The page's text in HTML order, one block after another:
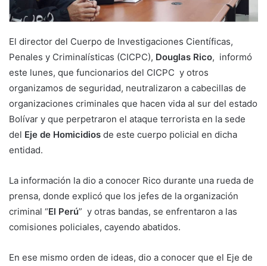
El director del Cuerpo de Investigaciones Científicas,
Penales y Criminalísticas (CICPC), Douglas Rico, informó
este lunes, que funcionarios del CICPC y otros
organizamos de seguridad, neutralizaron a cabecillas de
organizaciones criminales que hacen vida al sur del estado
Bolívar y que perpetraron el ataque terrorista en la sede
del Eje de Homicidios de este cuerpo policial en dicha
entidad.
La información la dio a conocer Rico durante una rueda de
prensa, donde explicó que los jefes de la organización
criminal “El Perú” y otras bandas, se enfrentaron a las
comisiones policiales, cayendo abatidos.
En ese mismo orden de ideas, dio a conocer que el Eje de